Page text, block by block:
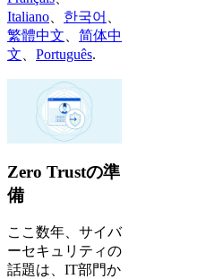
Italiano
한국어
繁體中文
简体中
文
Português.
Zero Trustの準
備
ここ数年、サイバ
ーセキュリティの
話題は、IT部門か